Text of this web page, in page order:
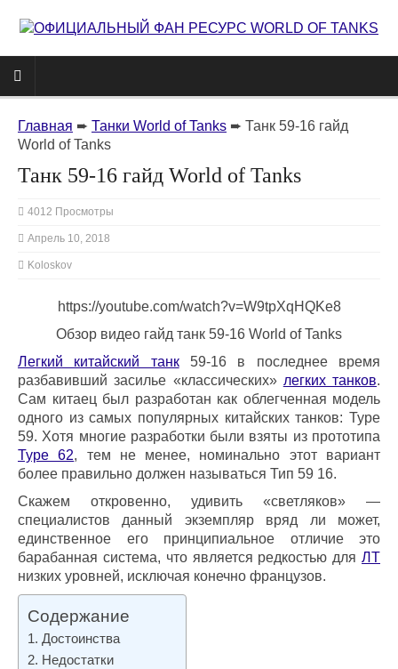
Главная ➨ Танки World of Tanks ➨ Танк 59-16 гайд
World of Tanks
Танк 59-16 гайд World of Tanks
4012 Просмотры
Апрель 10, 2018
Koloskov
https://youtube.com/watch?v=W9tpXqHQKe8
Обзор видео гайд танк 59-16 World of Tanks
Легкий китайский танк59-16 в последнее время
разбавивший засилье «классических» легких танков.
Сам китаец был разработан как облегченная модель
одного из самых популярных китайских танков: Type
59. Хотя многие разработки были взяты из прототипа
Type 62, тем не менее, номинально этот вариант
более правильно должен называться Тип 59 16.
Скажем откровенно, удивить «светляков» —
специалистов данный экземпляр вряд ли может,
единственное его принципиальное отличие это
барабанная система, что является редкостью для ЛТ
низких уровней, исключая конечно французов.
Содержание
Достоинства
Недостатки